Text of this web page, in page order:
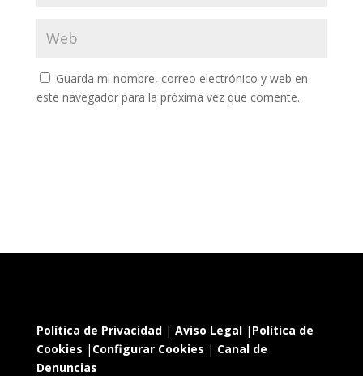
Guarda mi nombre, correo electrónico y web en
este navegador para la próxima vez que comente.
Política de Privacidad| Aviso Legal| Política de
Cookies | Configurar Cookies | Canal de
Denuncias